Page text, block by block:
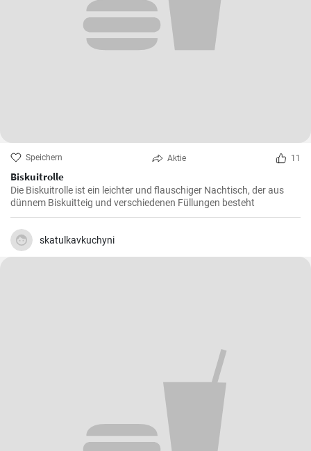
Speichern Aktie 11
Biskuitrolle
Die Biskuitrolle ist ein leichter und flauschiger Nachtisch, der aus
dünnem Biskuitteig und verschiedenen Füllungen besteht
skatulkavkuchyni